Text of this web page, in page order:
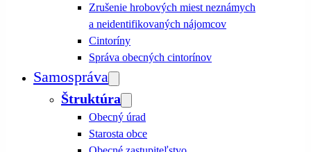
Zrušenie hrobových miest neznámych
a neidentifikovaných nájomcov
Cintoríny
Správa obecných cintorínov
Samospráva
Štruktúra
Obecný úrad
Starosta obce